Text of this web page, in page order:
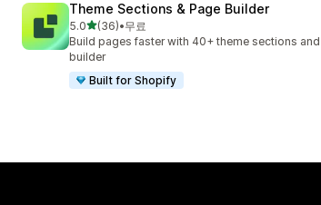
Theme Sections & Page Builder
5.0별 5개 중
(36)
총 리뷰 36개
•무료
Build pages faster with 40+ theme sections
builder
Built for Shopify